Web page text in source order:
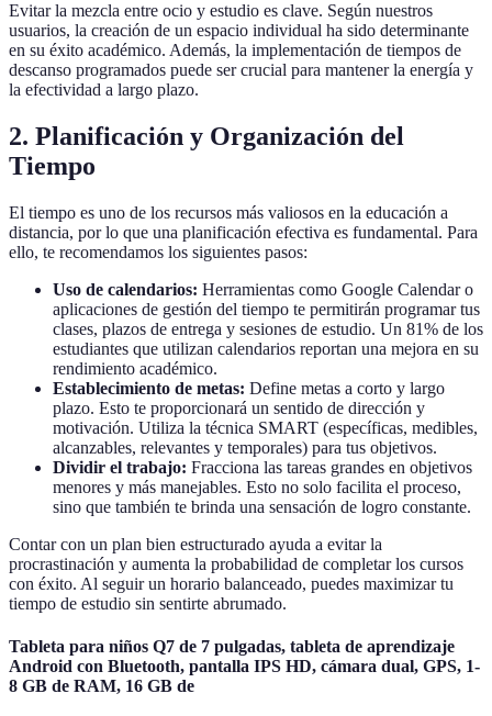
Evitar la mezcla entre ocio y estudio es clave. Según nuestros
usuarios, la creación de un espacio individual ha sido determinante
en su éxito académico. Además, la implementación de tiempos de
descanso programados puede ser crucial para mantener la energía y
la efectividad a largo plazo.
2. Planificación y Organización del
Tiempo
El tiempo es uno de los recursos más valiosos en la educación a
distancia, por lo que una planificación efectiva es fundamental. Para
ello, te recomendamos los siguientes pasos:
Uso de calendarios: Herramientas como Google Calendar o
aplicaciones de gestión del tiempo te permitirán programar tus
clases, plazos de entrega y sesiones de estudio. Un 81% de los
estudiantes que utilizan calendarios reportan una mejora en su
rendimiento académico.
Establecimiento de metas: Define metas a corto y largo
plazo. Esto te proporcionará un sentido de dirección y
motivación. Utiliza la técnica SMART (específicas, medibles,
alcanzables, relevantes y temporales) para tus objetivos.
Dividir el trabajo: Fracciona las tareas grandes en objetivos
menores y más manejables. Esto no solo facilita el proceso,
sino que también te brinda una sensación de logro constante.
Contar con un plan bien estructurado ayuda a evitar la
procrastinación y aumenta la probabilidad de completar los cursos
con éxito. Al seguir un horario balanceado, puedes maximizar tu
tiempo de estudio sin sentirte abrumado.
Tableta para niños Q7 de 7 pulgadas, tableta de aprendizaje
Android con Bluetooth, pantalla IPS HD, cámara dual, GPS, 1-
8 GB de RAM, 16 GB de